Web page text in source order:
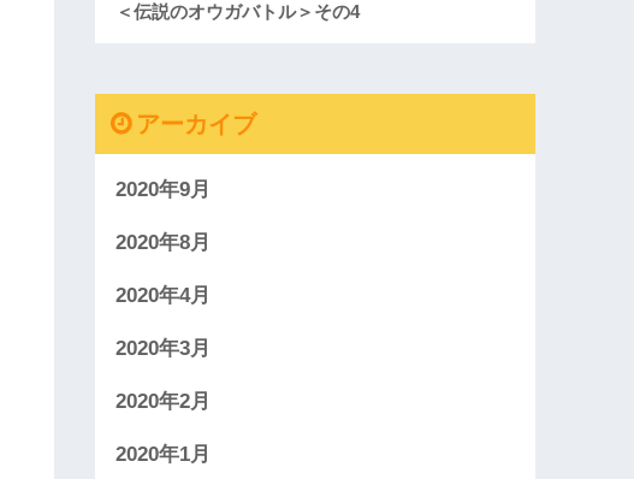
＜伝説のオウガバトル＞その4
アーカイブ
2020年9月
2020年8月
2020年4月
2020年3月
2020年2月
2020年1月